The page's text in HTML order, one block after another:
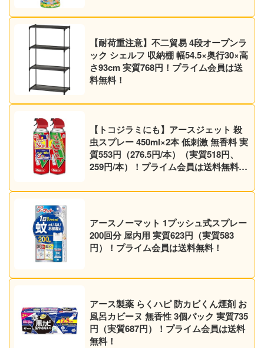
【耐荷重注意】不二貿易 4段オープンラ
ック シェルフ 収納棚 幅54.5×奥行30×高
さ93cm 実質768円！プライム会員は送
料無料！
【トコジラミにも】アースジェット 殺
虫スプレー 450ml×2本 低刺激 無香料 実
質553円（276.5円/本）（実質518円、
259円/本）！プライム会員は送料無料！
アースノーマット 1プッシュ式スプレー
200回分 屋内用 実質623円（実質583
円）！プライム会員は送料無料！
アース製薬 らくハピ 防カビくん煙剤 お
風呂カビーヌ 無香性 3個パック 実質735
円（実質687円）！プライム会員は送料
無料！